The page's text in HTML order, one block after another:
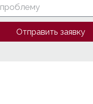
Отправить заявку